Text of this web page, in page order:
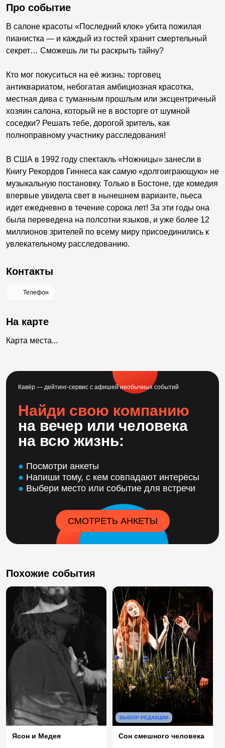
Про событие
В салоне красоты «Последний клок» убита пожилая
пианистка — и каждый из гостей хранит смертельный
секрет… Сможешь ли ты раскрыть тайну?
Кто мог покуситься на её жизнь: торговец
антиквариатом, небогатая амбициозная красотка,
местная дива с туманным прошлым или эксцентричный
хозяин салона, который не в восторге от шумной
соседки? Решать тебе, дорогой зритель, как
полноправному участнику расследования!
В США в 1992 году спектакль «Ножницы» занесли в
Книгу Рекордов Гиннеса как самую «долгоиграющую» не
музыкальную постановку. Только в Бостоне, где комедия
впервые увидела свет в нынешнем варианте, пьеса
идет ежедневно в течение сорока лет! За эти годы она
была переведена на полсотни языков, и уже более 12
миллионов зрителей по всему миру присоединились к
увлекательному расследованию.
Контакты
Телефон
На карте
Карта места...
Кавёр — дейтинг-сервис с афишей необычных событий
Найди свою компанию
на вечер или человека
на всю жизнь:
● Посмотри анкеты
● Напиши тому, с кем совпадают интересы
● Выбери место или событие для встречи
СМОТРЕТЬ АНКЕТЫ
Похожие события
Ясон и Медея
ВЫБОР РЕДАКЦИИ
Сон смешного человека